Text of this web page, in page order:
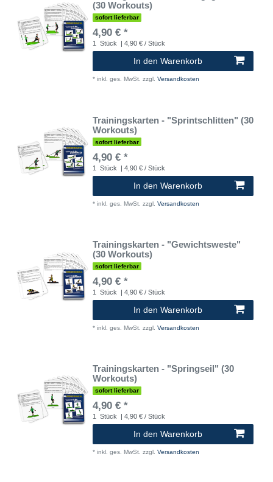
(30 Workouts)
sofort lieferbar
4,90 € *
1 Stück | 4,90 € / Stück
In den Warenkorb
* inkl. ges. MwSt. zzgl. Versandkosten
Trainingskarten - "Sprintschlitten" (30
Workouts)
sofort lieferbar
4,90 € *
1 Stück | 4,90 € / Stück
In den Warenkorb
* inkl. ges. MwSt. zzgl. Versandkosten
Trainingskarten - "Gewichtsweste"
(30 Workouts)
sofort lieferbar
4,90 € *
1 Stück | 4,90 € / Stück
In den Warenkorb
* inkl. ges. MwSt. zzgl. Versandkosten
Trainingskarten - "Springseil" (30
Workouts)
sofort lieferbar
4,90 € *
1 Stück | 4,90 € / Stück
In den Warenkorb
* inkl. ges. MwSt. zzgl. Versandkosten